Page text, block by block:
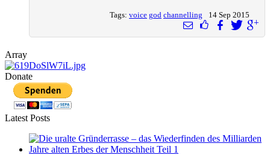
Tags: voice god channelling 14 Sep 2015
Array
Donate
Latest Posts